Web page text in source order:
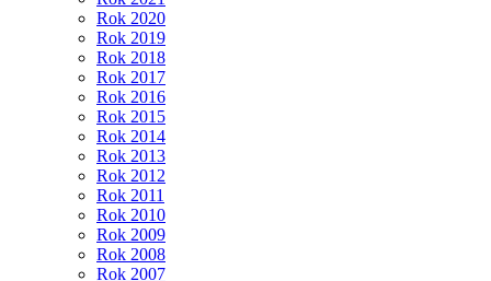
Rok 2020
Rok 2019
Rok 2018
Rok 2017
Rok 2016
Rok 2015
Rok 2014
Rok 2013
Rok 2012
Rok 2011
Rok 2010
Rok 2009
Rok 2008
Rok 2007